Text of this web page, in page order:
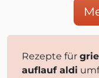
Rezepte für
auflauf aldi